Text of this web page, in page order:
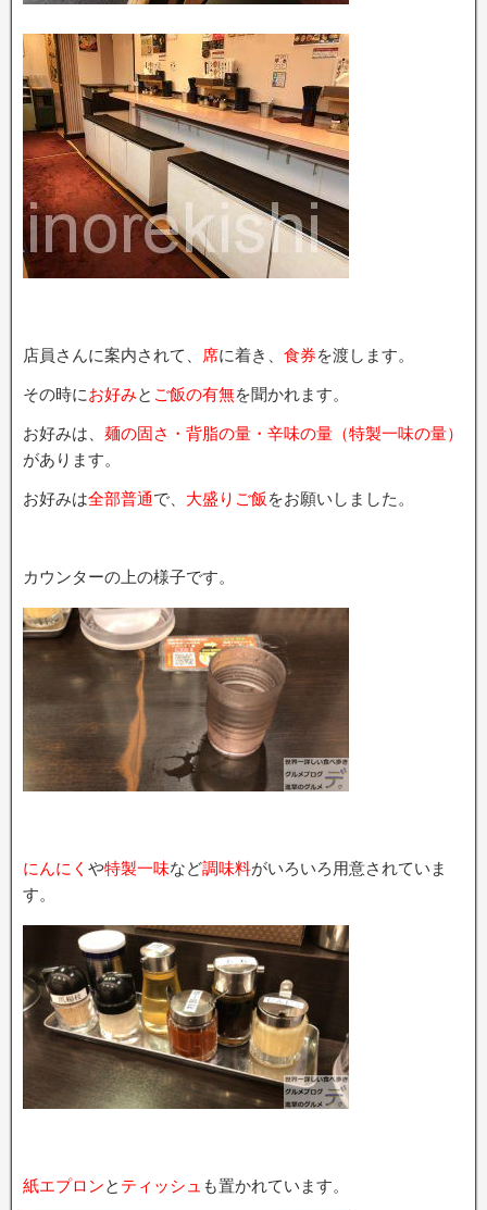
店員さんに案内されて、 席に着き、 食券を渡します。
その時にお好みと ご飯の有無を聞かれます。
お好みは、 麺の固さ・背脂の量・辛味の量（特製一味の量）
があります。
お好みは全部普通で、 大盛りご飯 をお願いしました。
カウンターの上の様子です。
にんにく や特製一味など調味料がいろいろ用意されていま
す。
紙エプロンと ティッシュ も置かれています。